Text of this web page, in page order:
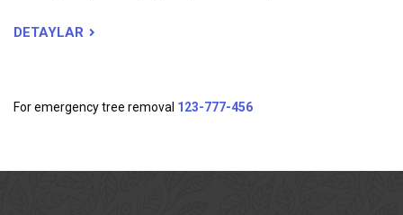
DETAYLAR
For emergency tree removal 123-777-456